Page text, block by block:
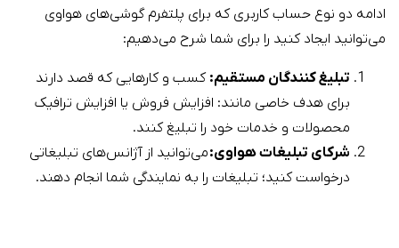
ادامه دو نوع حساب کاربری که برای پلتفرم گوشی‌های هواوی
می‌توانید ایجاد کنید را برای شما شرح می‌دهیم:
تبلیغ کنندگان مستقیم: کسب و کارهایی که قصد دارند
برای هدف خاصی مانند: افزایش فروش یا افزایش ترافیک
محصولات و خدمات خود را تبلیغ کنند.
شرکای تبلیغات هواوی:می‌توانید از آژانس‌های تبلیغاتی
درخواست کنید؛ تبلیغات را به نمایندگی شما انجام دهند.